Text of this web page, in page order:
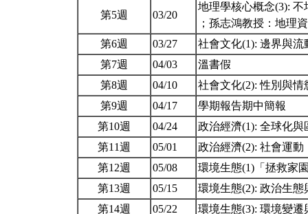
第5週 03/20
地理學核心概念(3): 不
；孫志鴻教授：地理
第6週
03/27
社會文化(1): 邊界與
第7週
04/03
溫書假
第8週
04/10
社會文化(2): 性別與
第9週
04/17
學期報告期中簡報
第10週
04/24
政治經濟(1): 全球化
第11週
05/01
政治經濟(2): 社會運動
第12週
05/08
環境生態(1)「拯救家
第13週
05/15
環境生態(2): 政治生
第14週
05/22 環境生態(3): 環境變